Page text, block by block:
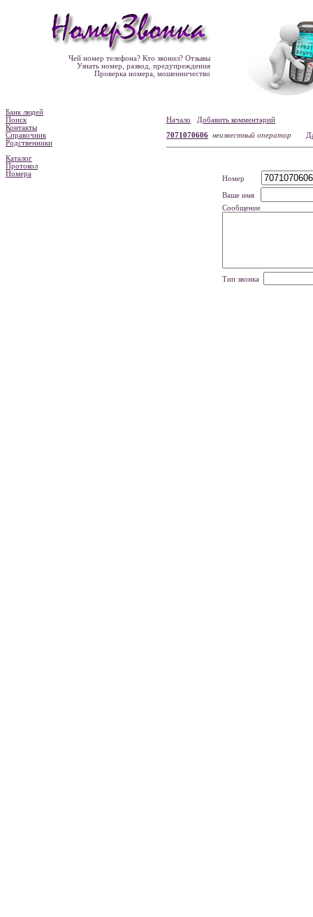
Чей номер телефона? Кто звонил? Отзывы
Узнать номер, развод, предупреждения
Проверка номера, мошенничество
Банк людей
Поиск
Контакты
Справочник
Родственники
Каталог
Протокол
Номера
Начало
Добавить комментарий
7071070606 неизвестный оператор
Номер
Ваше имя
Сообщение
Тип звонка